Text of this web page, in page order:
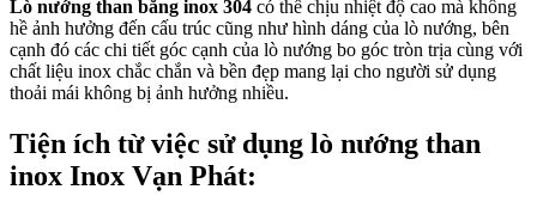
Lò nướng than bằng inox 304 có thể chịu nhiệt độ cao mà không
hề ảnh hưởng đến cấu trúc cũng như hình dáng của lò nướng, bên
cạnh đó các chi tiết góc cạnh của lò nướng bo góc tròn trịa cùng với
chất liệu inox chắc chắn và bền đẹp mang lại cho người sử dụng
thoải mái không bị ảnh hưởng nhiều.
Tiện ích từ việc sử dụng lò nướng than
inox Inox Vạn Phát: